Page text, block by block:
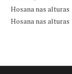
Hosana nas alturas
Hosana nas alturas